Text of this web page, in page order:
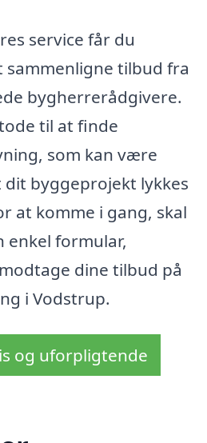
service får du
tilbud fra
bygherrerådgivere.
til at finde
som kan være
dit byggeprojekt lykkes
at komme i gang, skal
enkel formular,
dine tilbud på
i Vodstrup.
og uforpligtende